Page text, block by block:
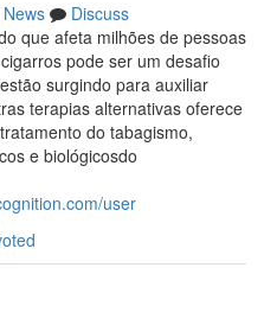
News
Discuss
que afeta milhões de pessoas
pode ser um desafio
surgindo para auxiliar
terapias alternativas oferece
do tabagismo,
e biológicosdo
user